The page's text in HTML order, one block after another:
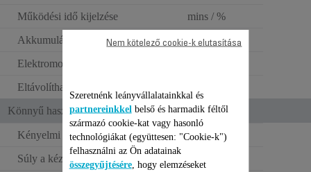
Működési idő kijelzése
mins / %
Akkumulátor típusa
Lítium-ion
Elektromos feszültség
Eltávolítható akkumulátor
Könnyű használat
Kényelmi használat
standard >1,6kg
Súly a kézben
3.2 kg
Szeretnénk leányvállalatainkkal és
partnereinkkel belső és harmadik féltől
származó cookie-kat vagy hasonló
technológiákat (együttesen: "Cookie-k")
felhasználni az Ön adatainak
összegyűjtésére, hogy elemzéseket
Nem kötelező cookie-k elutasítása